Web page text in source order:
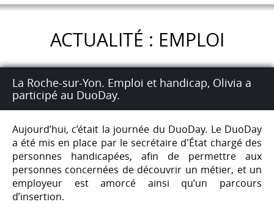
ACTUALITÉ : EMPLOI
La Roche-sur-Yon. Emploi et handicap, Olivia a
participé au DuoDay.
Aujourd’hui, c’était la journée du DuoDay. Le DuoDay
a été mis en place par le secrétaire d'État chargé des
personnes handicapées, afin de permettre aux
personnes concernées de découvrir un métier, et un
employeur est amorcé ainsi qu’un parcours
d’insertion.